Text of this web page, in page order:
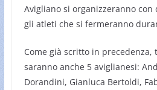
Avigliano si organizzeranno
gli atleti che si fermeranno
Come già scritto in
saranno anche 5 aviglianesi:
Dorandini, Gianluca Bertoldi,